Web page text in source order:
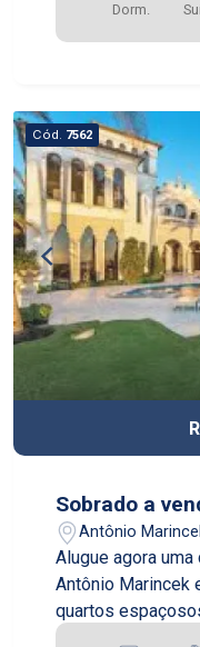
Dorm.
Cód. 7562
Sobrado a
Antônio
Alugue agora
Antônio Marincek
quartos